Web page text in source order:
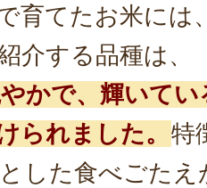
育てたお米には
介する品種は、
かで、輝いて
られました。 特
した食べごたえ